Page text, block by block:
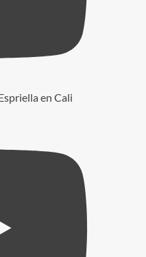
en Cali